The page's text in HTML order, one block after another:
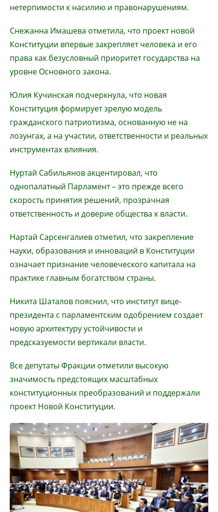
нетерпимости к насилию и правонарушениям.
Снежанна Имашева отметила, что проект новой
Конституции впервые закрепляет человека и его
права как безусловный приоритет государства на
уровне Основного закона.
Юлия Кучинская подчеркнула, что новая
Конституция формирует зрелую модель
гражданского патриотизма, основанную не на
лозунгах, а на участии, ответственности и реальных
инструментах влияния.
Нуртай Сабильянов акцентировал, что
однопалатный Парламент – это прежде всего
скорость принятия решений, прозрачная
ответственность и доверие общества к власти.
Нартай Сарсенгалиев отметил, что закрепление
науки, образования и инноваций в Конституции
означает признание человеческого капитала на
практике главным богатством страны.
Никита Шаталов пояснил, что институт вице-
президента с парламентским одобрением создает
новую архитектуру устойчивости и
предсказуемости вертикали власти.
Все депутаты Фракции отметили высокую
значимость предстоящих масштабных
конституционных преобразований и поддержали
проект Новой Конституции.